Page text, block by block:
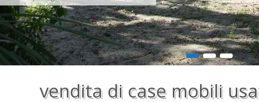
1 2 3
vendita di case mobili